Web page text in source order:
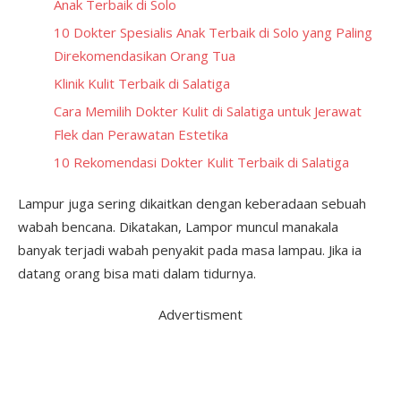
Anak Terbaik di Solo
10 Dokter Spesialis Anak Terbaik di Solo yang Paling
Direkomendasikan Orang Tua
Klinik Kulit Terbaik di Salatiga
Cara Memilih Dokter Kulit di Salatiga untuk Jerawat
Flek dan Perawatan Estetika
10 Rekomendasi Dokter Kulit Terbaik di Salatiga
Lampur juga sering dikaitkan dengan keberadaan sebuah
wabah bencana. Dikatakan, Lampor muncul manakala
banyak terjadi wabah penyakit pada masa lampau. Jika ia
datang orang bisa mati dalam tidurnya.
Advertisment